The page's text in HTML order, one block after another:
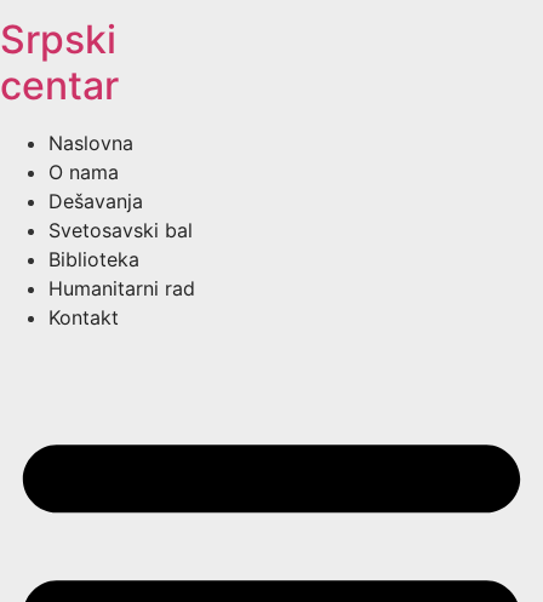
Srpski
centar
Naslovna
O nama
Dešavanja
Svetosavski bal
Biblioteka
Humanitarni rad
Kontakt